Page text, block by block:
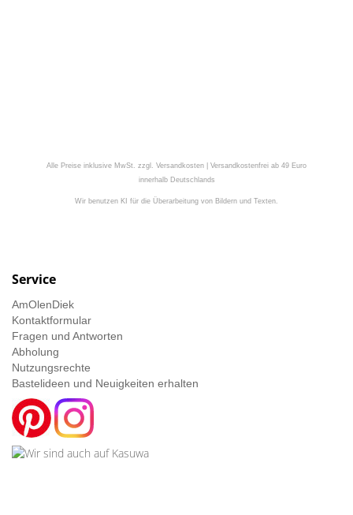
Alle Preise inklusive MwSt. zzgl. Versandkosten | Versandkostenfrei ab 49 Euro
innerhalb Deutschlands
Wir benutzen KI für die Überarbeitung von Bildern und Texten.
Service
AmOlenDiek
Kontaktformular
Fragen und Antworten
Abholung
Nutzungsrechte
Bastelideen und Neuigkeiten erhalten